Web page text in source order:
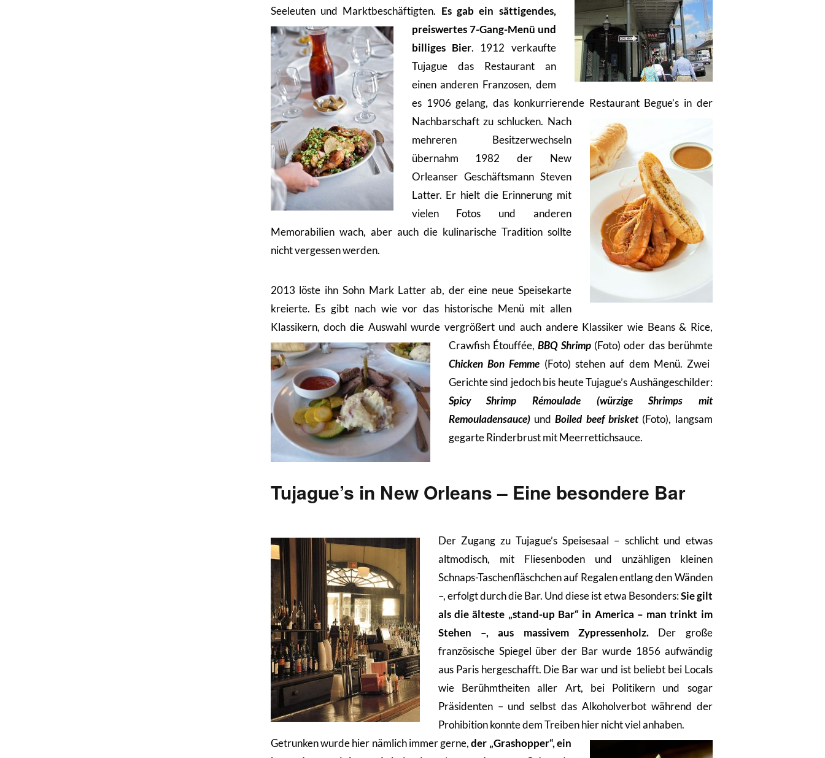
Seeleuten und Marktbeschäftigten. Es gab ein sättigendes,
preiswertes 7-Gang-Menü und
billiges Bier. 1912 verkaufte
Tujague das Restaurant an
einen anderen Franzosen, dem
es 1906 gelang, das konkurrierende Restaurant Begue’s in der
Nachbarschaft zu schlucken. Nach
mehreren Besitzerwechseln
übernahm 1982 der New
Orleanser Geschäftsmann Steven
Latter. Er hielt die Erinnerung mit
vielen Fotos und anderen
Memorabilien wach, aber auch die kulinarische Tradition sollte
nicht vergessen werden.
2013 löste ihn Sohn Mark Latter ab, der eine neue Speisekarte
kreierte. Es gibt nach wie vor das historische Menü mit allen
Klassikern, doch die Auswahl wurde vergrößert und auch andere Klassiker wie Beans & Rice,
Crawfish Étouffée,BBQ Shrimp (Foto) oder das berühmte
Chicken Bon Femme (Foto) stehen auf dem Menü. Zwei
Gerichte sind jedoch bis heute Tujague’s Aushängeschilder:
Spicy Shrimp Rémoulade (würzige Shrimps mit
Remouladensauce)undBoiled beef brisket(Foto), langsam
gegarte Rinderbrust mit Meerrettichsauce.
Tujague’s in New Orleans – Eine besondere Bar
Der Zugang zu Tujague’s Speisesaal – schlicht und etwas
altmodisch, mit Fliesenboden und unzähligen kleinen
Schnaps-Taschenfläschchen auf Regalen entlang den Wänden
–, erfolgt durch die Bar. Und diese ist etwa Besonders:Sie gilt
als die älteste „stand-up Bar“ in America – man trinkt im
Stehen –, aus massivem Zypressenholz. Der große
französische Spiegel über der Bar wurde 1856 aufwändig
aus Paris hergeschafft. Die Bar war und ist beliebt bei Locals
wie Berühmtheiten aller Art, bei Politikern und sogar
Präsidenten – und selbst das Alkoholverbot während der
Prohibition konnte dem Treiben hier nicht viel anhaben.
Getrunken wurde hier nämlich immer gerne,der „Grashopper“, ein